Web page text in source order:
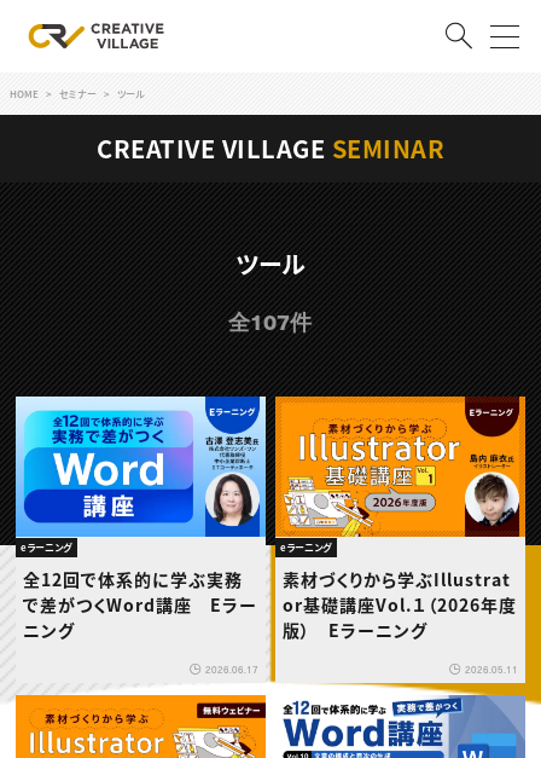
ACCOUNT
ログイン 会員登録
RECRUIT
クリエイター求人を探す
CREATIVE JOB求人検索
特集求人
採用説明会
転職支援サービス
CONTENTS
スキルアップしたい！
スキルアップしたい！ トップ
デザイン
プログラミング
動画配信・映像制作
編集・ライティング
マーケティング
ディレクション
業界解説・キャリア事情
お役立ち基礎知識
TOP Creator’s コラム
TOP Creator’s コラム トップ
Webクリエイター
アプリクリエイター
ゲームクリエイター
映像クリエイター
マーケッター
クリエイターインタビュー
C＆R Magazine
セミナー
ニュース・トレンド
ニュース・トレンド トップ
Web
映像
ゲーム・エンタメ
広告
HOME セミナー ツール
CREATIVE VILLAGE SEMINAR
ツール
全107件
eラーニング
全12回で体系的に学ぶ実務
で差がつくWord講座 Eラー
ニング
2026.06.17
eラーニング
素材づくりから学ぶIllustrat
or基礎講座Vol.１（2026年度
版） Eラーニング
2026.05.11